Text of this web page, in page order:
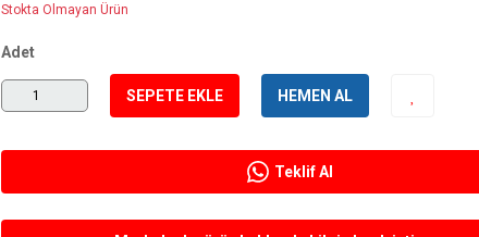
Stokta Olmayan Ürün
Adet
SEPETE EKLE HEMEN AL
Teklif Al